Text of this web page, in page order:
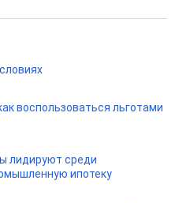
воспользоваться льготами
лидируют среди
ипотеку